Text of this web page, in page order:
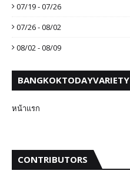
07/19 - 07/26
07/26 - 08/02
08/02 - 08/09
BANGKOKTODAYVARIETY
หน้าแรก
CONTRIBUTORS